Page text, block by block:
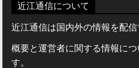
近江通信について
近江通信は国内外の情報を配信
概要と運営者に関する情報に
す。